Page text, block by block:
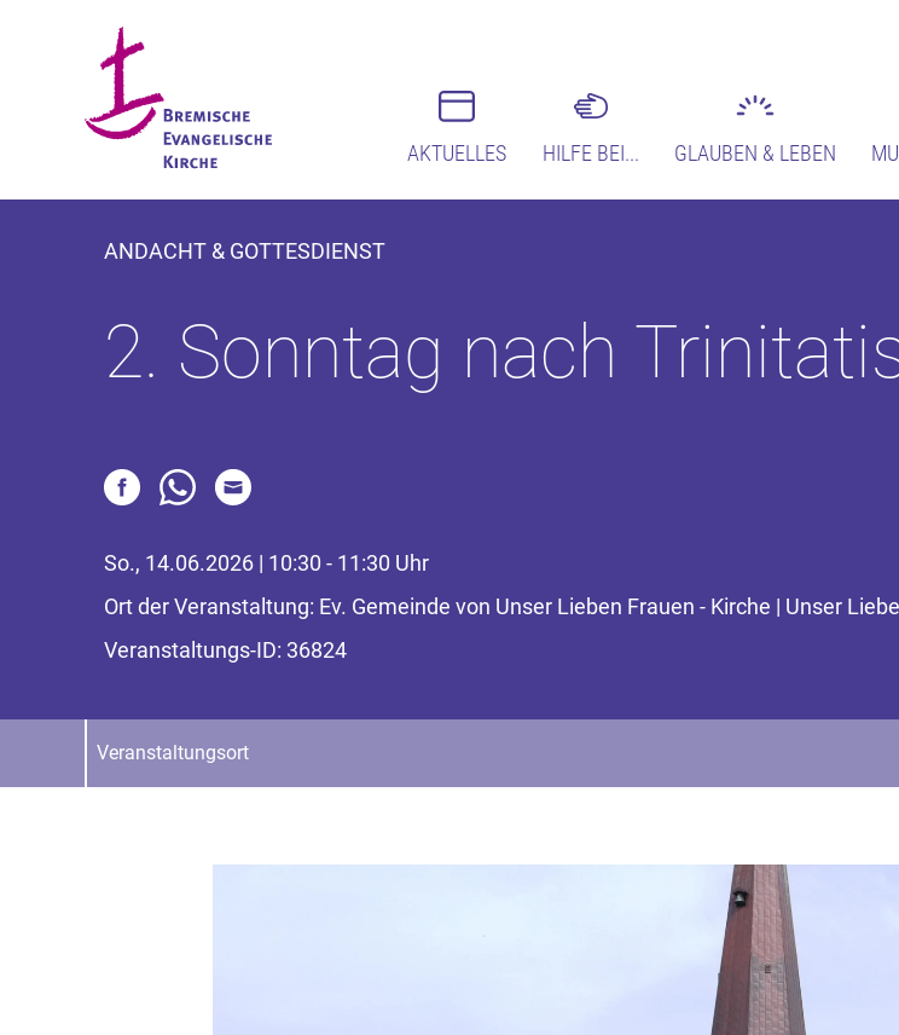
AKTUELLES HILFE BEI... GLAUBEN & LEBEN
ANDACHT & GOTTESDIENST
2. Sonntag nach
So., 14.06.2026 | 10:30 - 11:30 Uhr
Ort der Veranstaltung: Ev. Gemeinde von Unser Lieben Frauen - Kirche | Unser
Veranstaltungs-ID: 36824
Veranstaltungsort